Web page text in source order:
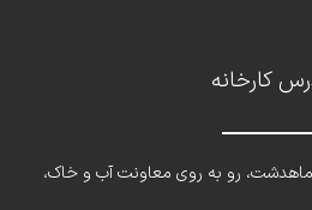
کارخانه
ماهدشت، رو به روی معاونت آب و خاک،